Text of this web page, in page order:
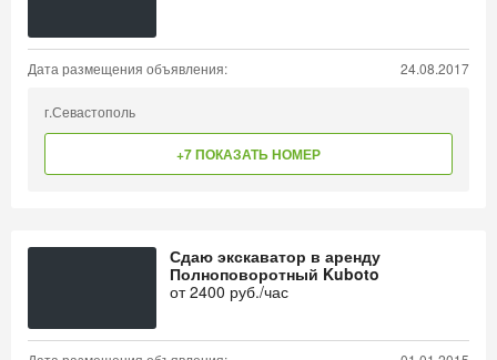
Дата размещения объявления: 24.08.2017
г.Севастополь
+7 ПОКАЗАТЬ НОМЕР
Сдаю экскаватор в аренду
Полноповоротный Kuboto
от2400 руб./час